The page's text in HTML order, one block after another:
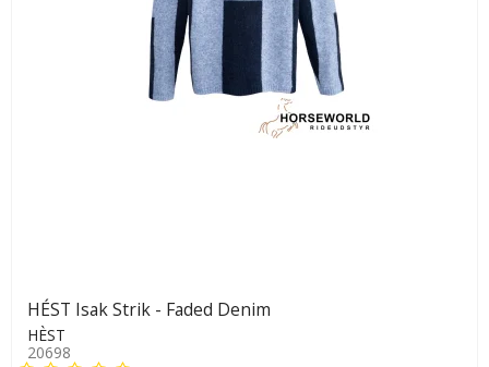
HÉST Isak Strik - Faded Denim
HÈST
20698